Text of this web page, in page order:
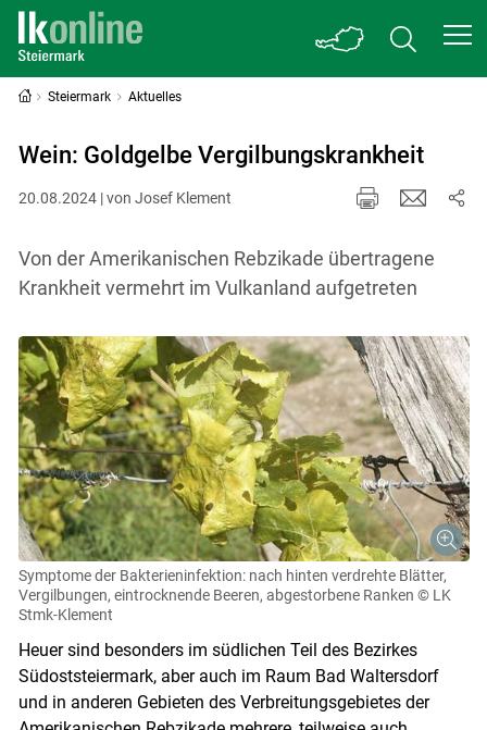
Steiermark Aktuelles
Wein: Goldgelbe Vergilbungskrankheit
20.08.2024 | von Josef Klement
Von der Amerikanischen Rebzikade übertragene
Krankheit vermehrt im Vulkanland aufgetreten
Symptome der Bakterieninfektion: nach hinten verdrehte Blätter,
Vergilbungen, eintrocknende Beeren, abgestorbene Ranken © LK
Stmk-Klement
Heuer sind besonders im südlichen Teil des Bezirkes
Südoststeiermark, aber auch im Raum Bad Waltersdorf
und in anderen Gebieten des Verbreitungsgebietes der